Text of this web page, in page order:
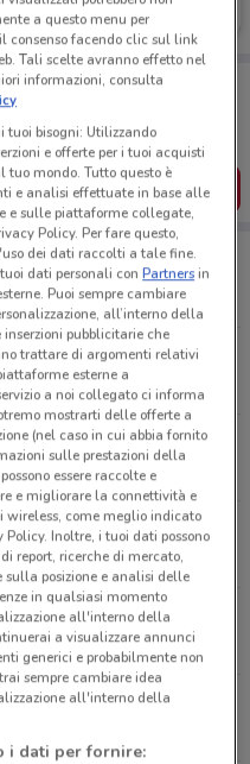
con te!
dei negozi vicino a te,
del risparmio, comodamente
L’APP
Fano
a questo menu per
consenso facendo clic sul link
Tali scelte avranno effetto nel
informazioni, consulta
tuoi bisogni: Utilizzando
e offerte per i tuoi acquisti
mondo. Tutto questo è
e analisi effettuate in base alle
sulle piattaforme collegate,
Policy. Per fare questo,
dei dati raccolti a tale fine.
dati personali conPartnersin
Puoi sempre cambiare
all’interno della
inserzioni pubblicitarie che
trattare di argomenti relativi
esterne a
a noi collegato ci informa
mostrarti delle offerte a
(nel caso in cui abbia fornito
sulle prestazioni della
essere raccolte e
e migliorare la connettività e
wireless, come meglio indicato
Inoltre, i tuoi dati possono
report, ricerche di mercato,
posizione e analisi delle
in qualsiasi momento
all'interno della
a visualizzare annunci
generici e probabilmente non
sempre cambiare idea
all'interno della
i dati per fornire: